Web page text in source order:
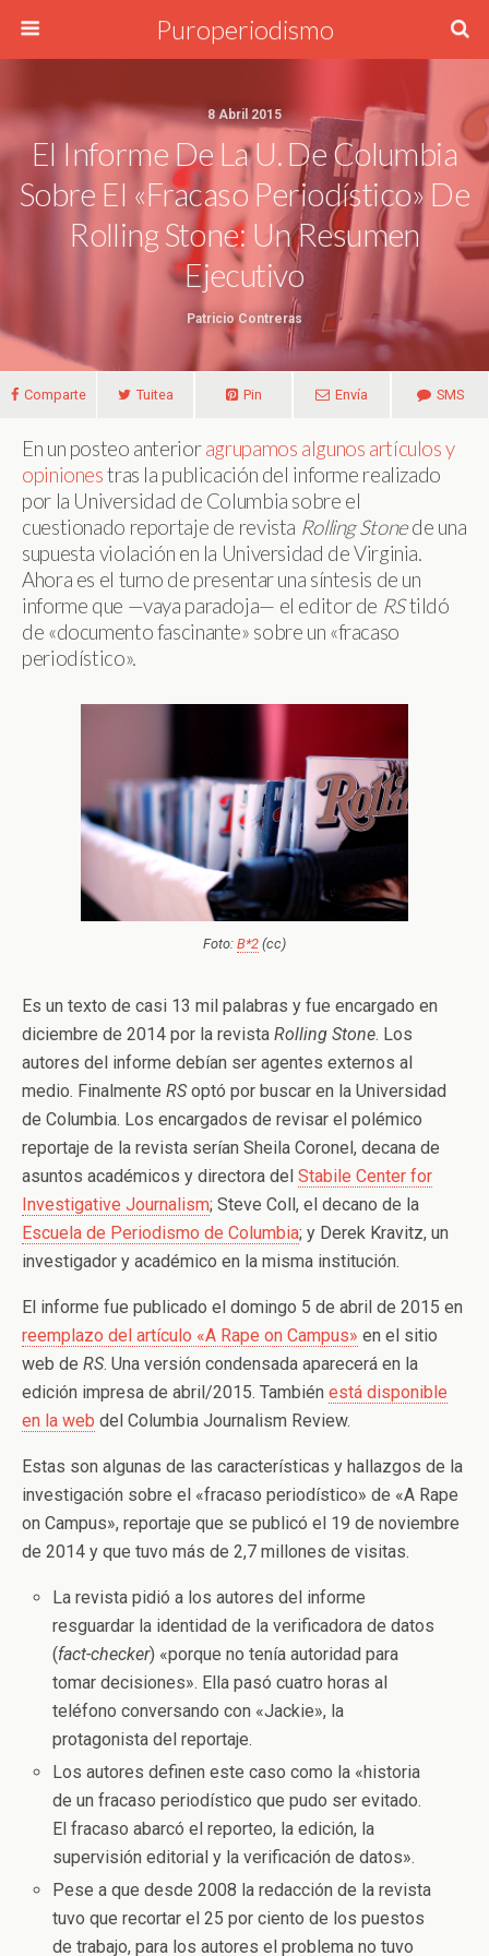
Puroperiodismo
8 Abril 2015
El Informe De La U. De Columbia
Sobre El «fracaso Periodístico» De
Rolling Stone: Un Resumen
Ejecutivo
Patricio Contreras
Comparte Tuitea Pin Envía SMS
En un posteo anterioragrupamos algunos artículos y
opinionestras la publicación del informe realizado
por la Universidad de Columbia sobre el
cuestionado reportaje de revista Rolling Stonede una
supuesta violación en la Universidad de Virginia.
Ahora es el turno de presentar una síntesis de un
informe que —vaya paradoja— el editor de RStildó
de «documento fascinante» sobre un «fracaso
periodístico».
Foto: B*2 (cc)
Es un texto de casi 13 mil palabras y fue encargado en
diciembre de 2014 por la revista Rolling Stone. Los
autores del informe debían ser agentes externos al
medio. Finalmente RS optó por buscar en la Universidad
de Columbia. Los encargados de revisar el polémico
reportaje de la revista serían Sheila Coronel, decana de
asuntos académicos y directora del Stabile Center for
Investigative Journalism; Steve Coll, el decano de la
Escuela de Periodismo de Columbia; y Derek Kravitz, un
investigador y académico en la misma institución.
El informe fue publicado el domingo 5 de abril de 2015 en
reemplazo del artículo «A Rape on Campus» en el sitio
web de RS. Una versión condensada aparecerá en la
edición impresa de abril/2015. También está disponible
en la web del Columbia Journalism Review.
Estas son algunas de las características y hallazgos de la
investigación sobre el «fracaso periodístico» de «A Rape
on Campus», reportaje que se publicó el 19 de noviembre
de 2014 y que tuvo más de 2,7 millones de visitas.
La revista pidió a los autores del informe
resguardar la identidad de la verificadora de datos
(fact-checker) «porque no tenía autoridad para
tomar decisiones». Ella pasó cuatro horas al
teléfono conversando con «Jackie», la
protagonista del reportaje.
Los autores definen este caso como la «historia
de un fracaso periodístico que pudo ser evitado.
El fracaso abarcó el reporteo, la edición, la
supervisión editorial y la verificación de datos».
Pese a que desde 2008 la redacción de la revista
tuvo que recortar el 25 por ciento de los puestos
de trabajo, para los autores el problema no tuvo